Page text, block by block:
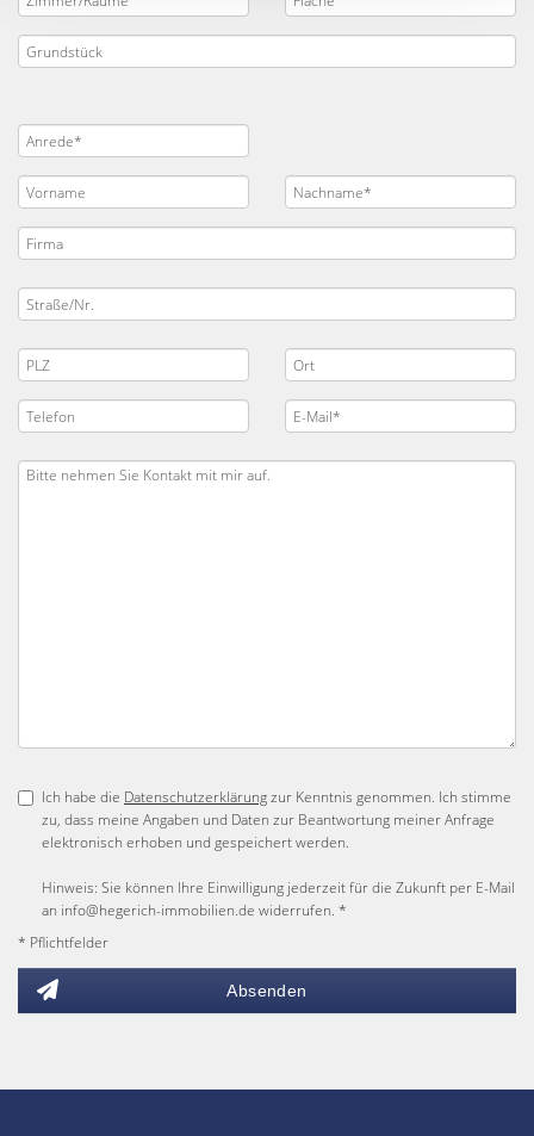
Ich habe die Datenschutzerklärungzur Kenntnis genommen. Ich stimme
zu, dass meine Angaben und Daten zur Beantwortung meiner Anfrage
elektronisch erhoben und gespeichert werden.
Hinweis: Sie können Ihre Einwilligung jederzeit für die Zukunft per E-Mail
an info@hegerich-immobilien.de widerrufen. *
* Pflichtfelder
Absenden